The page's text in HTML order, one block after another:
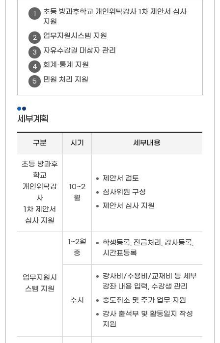
1
초등 방과후학교 개인위탁강사 1차 제안서 심사
지원
2 업무지원시스템 지원
3 자유수강권 대상자 관리
4 회계·통계 지원
5 민원 처리 지원
세부계획
이
구분 시기 세부내용
초등 방과후
학교
개인위탁강
사
1차 제안서
심사 지원
10~2
월
제안서 검토
심사위원 구성
제안서 심사 지원
업무지원시
스템 지원
1~2월
중
학생등록, 진급처리, 강사등록,
시간표등록
수시
강사비/수용비/교재비 등 세부
강좌 내용 입력, 수강생 관리
중도취소 및 추가 업무 지원
강사 출석부 및 활동일지 작성
지원